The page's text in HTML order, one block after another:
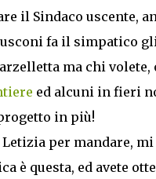
il Sindaco uscente,
fa il simpatico
ma chi volete,
ed alcuni in fieri
in più!
per mandare, mi
è questa, ed avete